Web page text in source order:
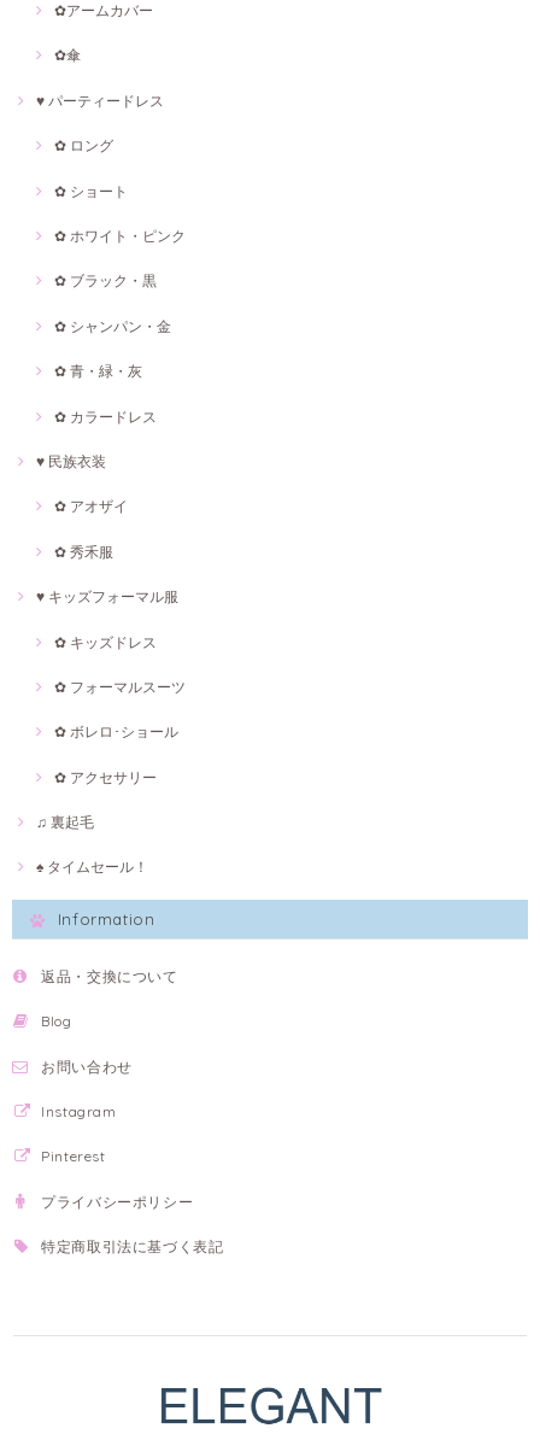
✿アームカバー
✿傘
♥ パーティードレス
✿ ロング
✿ ショート
✿ ホワイト・ピンク
✿ ブラック・黒
✿ シャンパン・金
✿ 青・緑・灰
✿ カラードレス
♥ 民族衣装
✿ アオザイ
✿ 秀禾服
♥ キッズフォーマル服
✿ キッズドレス
✿ フォーマルスーツ
✿ ボレロ･ショール
✿ アクセサリー
♫ 裏起毛
♠ タイムセール！
Information
返品・交換について
Blog
お問い合わせ
Instagram
Pinterest
プライバシーポリシー
特定商取引法に基づく表記